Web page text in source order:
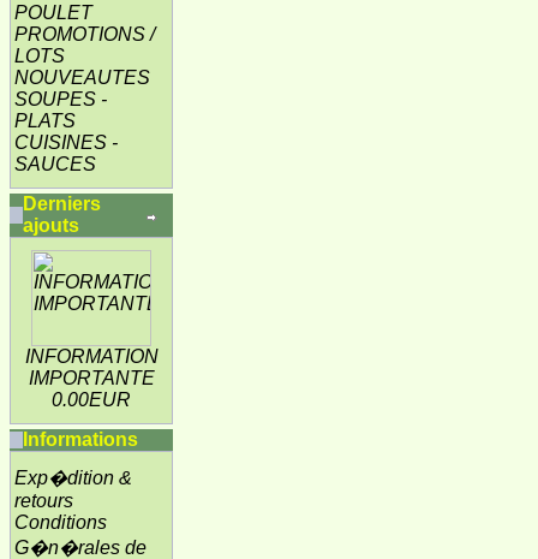
POULET
PROMOTIONS /
LOTS
NOUVEAUTES
SOUPES -
PLATS
CUISINES -
SAUCES
Derniers
ajouts
INFORMATION
IMPORTANTE
0.00EUR
Informations
Exp�dition &
retours
Conditions
G�n�rales de